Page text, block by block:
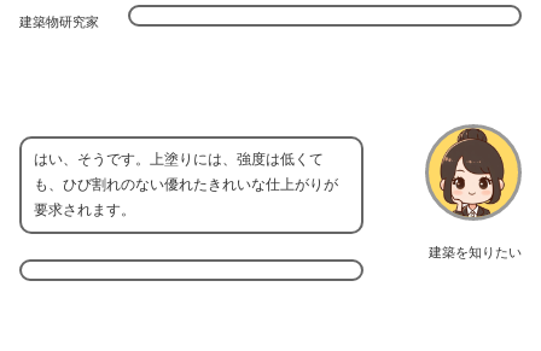
建築物研究家
建築を知りたい
はい、そうです。上塗りには、強度は低くて
も、ひび割れのない優れたきれいな仕上がりが
要求されます。